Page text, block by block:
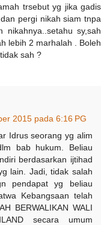
trsebut yg jika gadis
pergi nikah siam tnpa
nikahnya..setahu sy,sah
lebih 2 marhalah . Boleh
sah ?
2015 pada 6:16 PG
Idrus seorang yg alim
bab hukum. Beliau
berdasarkan ijtihad
lain. Jadi, tidak salah
pendapat yg beliau
Kebangsaan telah
BERWALIKAN WALI
secara umum